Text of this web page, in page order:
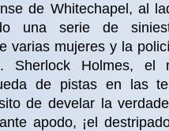
de Whitechapel, al
una serie de
varias mujeres y la
Sherlock Holmes, el
de pistas en las
de develar la
apodo, ¡el